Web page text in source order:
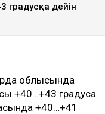
градусқа дейін
облысында
+40…+43 градусқа
+40…+41